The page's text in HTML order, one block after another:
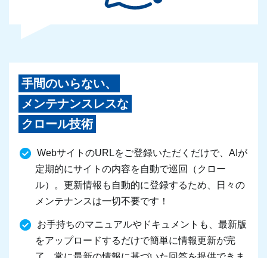
手間のいらない、
メンテナンスレスな
クロール技術
WebサイトのURLをご登録いただくだけで、AIが
定期的にサイトの内容を自動で巡回（クロー
ル）。更新情報も自動的に登録するため、日々の
メンテナンスは一切不要です！
お手持ちのマニュアルやドキュメントも、最新版
をアップロードするだけで簡単に情報更新が完